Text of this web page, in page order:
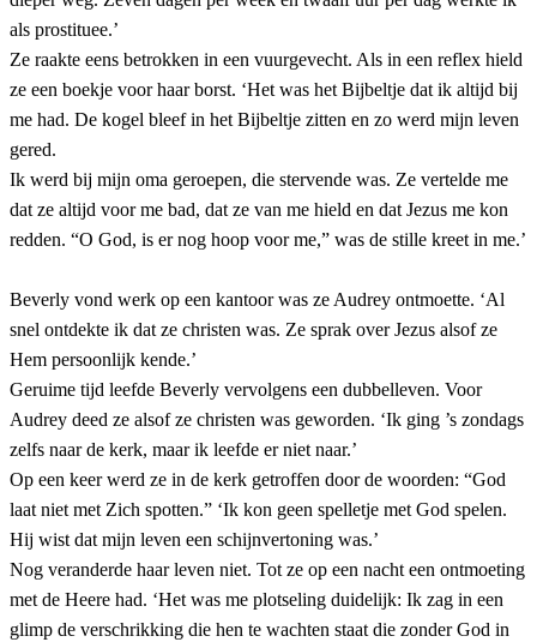
als prostituee.’
Ze raakte eens betrokken in een vuurgevecht. Als in een reflex hield
ze een boekje voor haar borst. ‘Het was het Bijbeltje dat ik altijd bij
me had. De kogel bleef in het Bijbeltje zitten en zo werd mijn leven
gered.
Ik werd bij mijn oma geroepen, die stervende was. Ze vertelde me
dat ze altijd voor me bad, dat ze van me hield en dat Jezus me kon
redden. “O God, is er nog hoop voor me,” was de stille kreet in me.’
Beverly vond werk op een kantoor was ze Audrey ontmoette. ‘Al
snel ontdekte ik dat ze christen was. Ze sprak over Jezus alsof ze
Hem persoonlijk kende.’
Geruime tijd leefde Beverly vervolgens een dubbelleven. Voor
Audrey deed ze alsof ze christen was geworden. ‘Ik ging ’s zondags
zelfs naar de kerk, maar ik leefde er niet naar.’
Op een keer werd ze in de kerk getroffen door de woorden: “God
laat niet met Zich spotten.” ‘Ik kon geen spelletje met God spelen.
Hij wist dat mijn leven een schijnvertoning was.’
Nog veranderde haar leven niet. Tot ze op een nacht een ontmoeting
met de Heere had. ‘Het was me plotseling duidelijk: Ik zag in een
glimp de verschrikking die hen te wachten staat die zonder God in